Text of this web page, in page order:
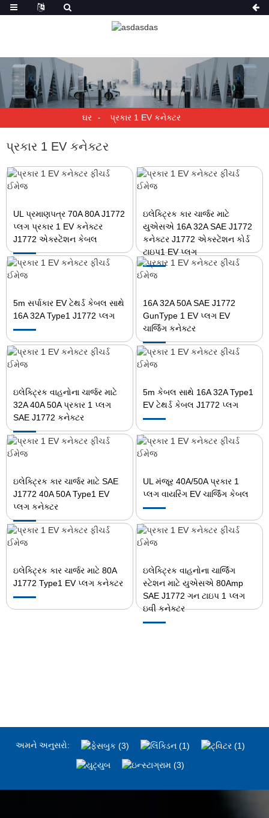
ઘર પ્રકાર 1 EV કનેક્ટર
પ્રકાર 1 EV કનેક્ટર
UL પ્રમાણપત્ર 70A 80A J1772
પ્લગ પ્રકાર 1 EV કનેક્ટર
J1772 એક્સ્ટેંશન કેબલ
ઇલેક્ટ્રિક કાર ચાર્જર માટે
યુએસએ 16A 32A SAE J1772
કનેક્ટર J1772 એક્સ્ટેંશન કોર્ડ
ટાઇપ1 EV પ્લગ
5m સર્પાકાર EV ટેથર્ડ કેબલ સાથે
16A 32A Type1 J1772 પ્લગ
16A 32A 50A SAE J1772
GunType 1 EV પ્લગ EV
ચાર્જિંગ કનેક્ટર
ઇલેક્ટ્રિક વાહનોના ચાર્જર માટે
32A 40A 50A પ્રકાર 1 પ્લગ
SAE J1772 કનેક્ટર
5m કેબલ સાથે 16A 32A Type1
EV ટેથર્ડ કેબલ J1772 પ્લગ
ઇલેક્ટ્રિક કાર ચાર્જર માટે SAE
J1772 40A 50A Type1 EV
પ્લગ કનેક્ટર
UL મંજૂર 40A/50A પ્રકાર 1
પ્લગ વાયરિંગ EV ચાર્જિંગ કેબલ
ઇલેક્ટ્રિક કાર ચાર્જર માટે 80A
J1772 Type1 EV પ્લગ કનેક્ટર
ઇલેક્ટ્રિક વાહનોના ચાર્જિંગ
સ્ટેશન માટે યુએસએ 80Amp
SAE J1772 ગન ટાઇપ 1 પ્લગ
ઇવી કનેક્ટર
અમને અનુસરો: